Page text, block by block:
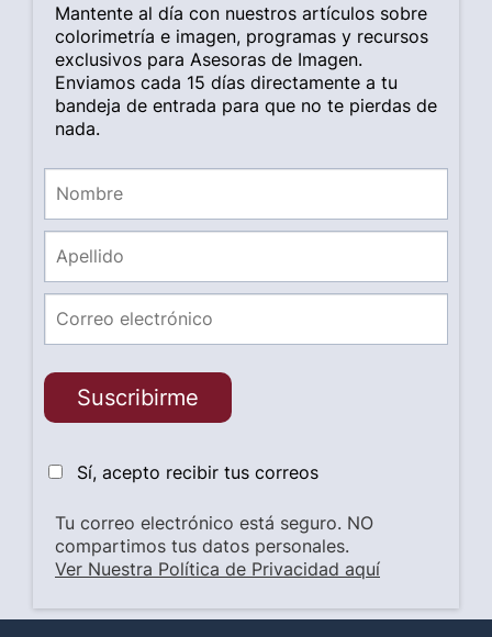
Mantente al día con nuestros artículos sobre
colorimetría e imagen, programas y recursos
exclusivos para Asesoras de Imagen.
Enviamos cada 15 días directamente a tu
bandeja de entrada para que no te pierdas de
nada.
Suscribirme
Sí, acepto recibir tus correos
Tu correo electrónico está seguro. NO
compartimos tus datos personales.
Ver Nuestra Política de Privacidad aquí